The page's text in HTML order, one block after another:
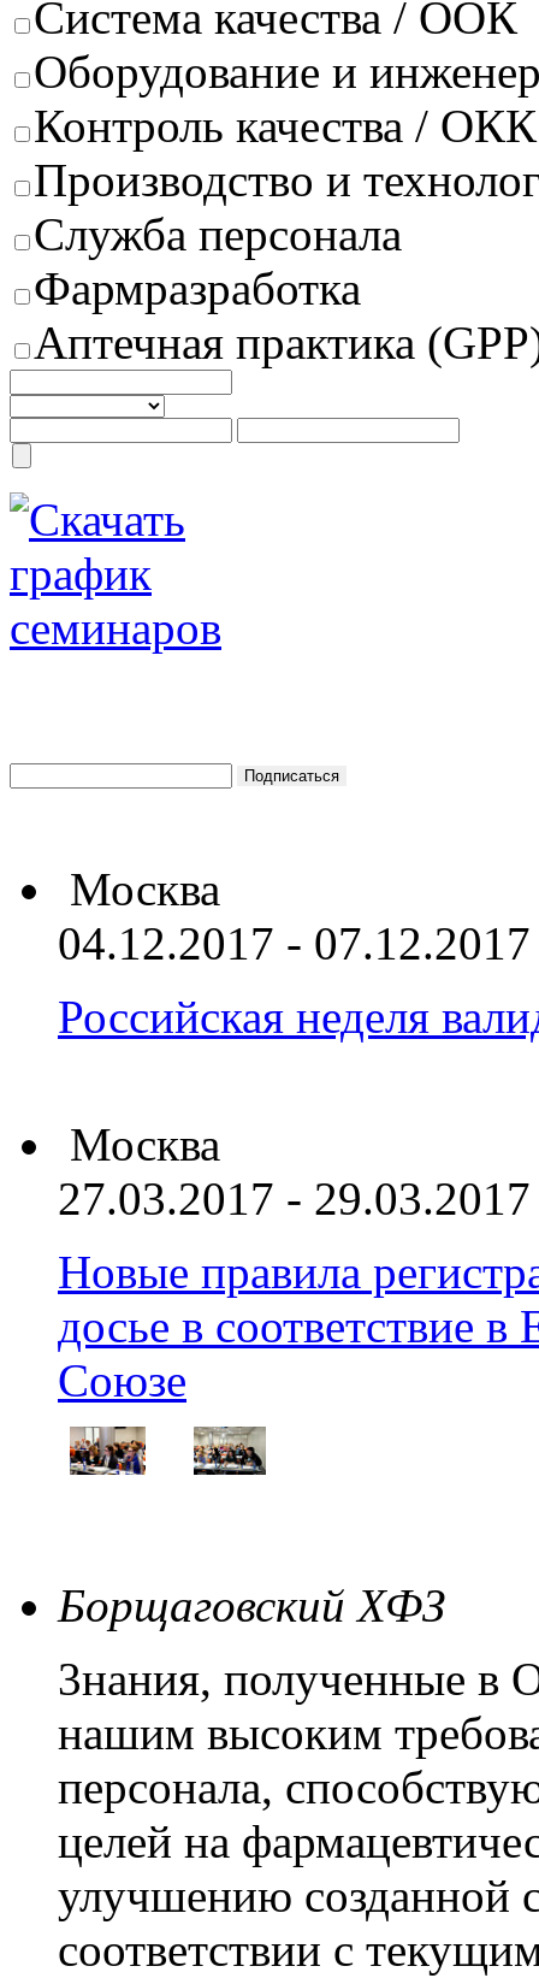
Система качества / ООК
Оборудование и
Контроль качества / ОКК
Производство и
Служба персонала
Фармразработка
Аптечная практика
Москва
04.12.2017 - 07.12.2017
Российская неделя
Москва
27.03.2017 - 29.03.2017
Новые правила
досье в соответствие
Союзе
Борщаговский ХФЗ
3нания, полученные в
нашим высоким
персонала,
целей на
улучшению созданной
соответствии с